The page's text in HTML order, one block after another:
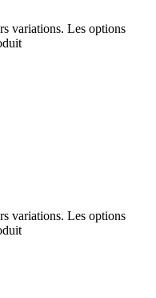
variations. Les options
variations. Les options